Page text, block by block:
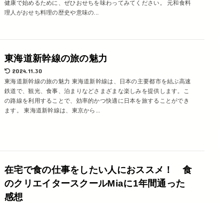
健康で始めるために、ぜひおせちを味わってみてください。 元和食料
理人がおせち料理の歴史や意味の...
東海道新幹線の旅の魅力
2024.11.30
東海道新幹線の旅の魅力 東海道新幹線は、日本の主要都市を結ぶ高速
鉄道で、観光、食事、泊まりなどさまざまな楽しみを提供します。こ
の路線を利用することで、効率的かつ快適に日本を旅することができ
ます。 東海道新幹線は、東京から...
在宅で食の仕事をしたい人におススメ！ 食
のクリエイタースクールMiaに1年間通った
感想